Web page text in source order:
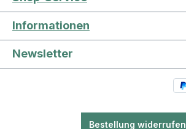
Informationen
Newsletter
Bestellung widerrufen